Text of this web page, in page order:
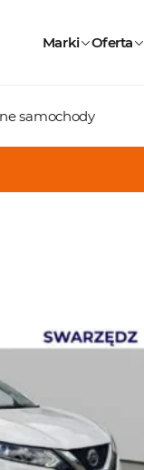
Marki Oferta
samochody